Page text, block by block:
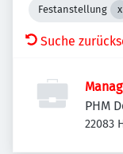
Festanstellung
Suche
PHM
22083